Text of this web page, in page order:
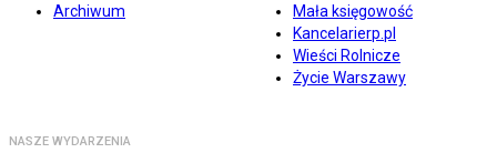
Archiwum
Mała księgowość
Kancelarierp.pl
Wieści Rolnicze
Życie Warszawy
NASZE WYDARZENIA